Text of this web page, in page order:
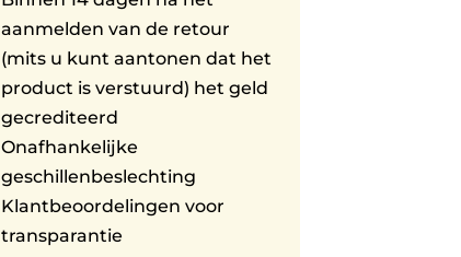
aanmelden van de retour
(mits u kunt aantonen dat het
product is verstuurd) het geld
gecrediteerd
Onafhankelijke
geschillenbeslechting
Klantbeoordelingen voor
transparantie